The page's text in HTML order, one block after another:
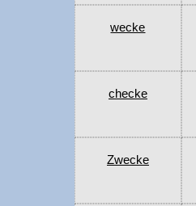
wecke
checke
Zwecke